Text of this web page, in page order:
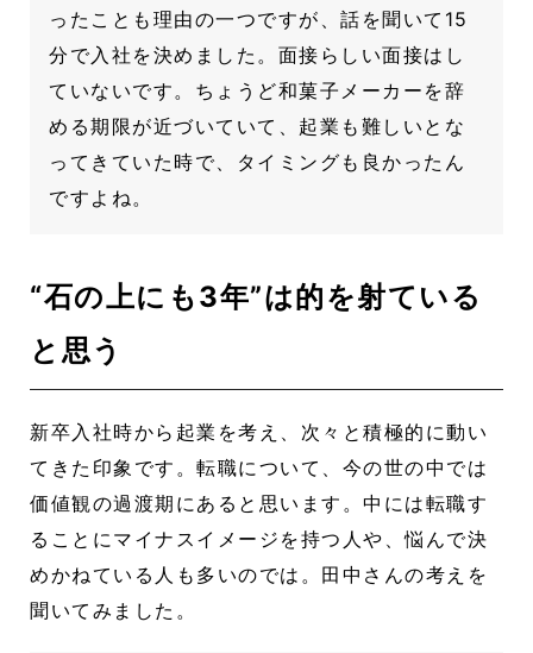
ったことも理由の一つですが、話を聞いて15
分で入社を決めました。面接らしい面接はし
ていないです。ちょうど和菓子メーカーを辞
める期限が近づいていて、起業も難しいとな
ってきていた時で、タイミングも良かったん
ですよね。
“石の上にも3年”は的を射ている
と思う
新卒入社時から起業を考え、次々と積極的に動い
てきた印象です。転職について、今の世の中では
価値観の過渡期にあると思います。中には転職す
ることにマイナスイメージを持つ人や、悩んで決
めかねている人も多いのでは。田中さんの考えを
聞いてみました。